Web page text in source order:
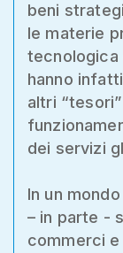
beni
le materie
tecnologica
hanno
altri
dei servizi
In un
– in parte -
commerci e